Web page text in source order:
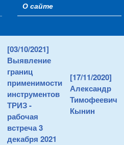
О сайте
[03/10/2021]
Выявление
границ
применимости
инструментов
ТРИЗ -
рабочая
встреча 3
декабря 2021
[17/11/2020]
Александр
Тимофеевич
Кынин